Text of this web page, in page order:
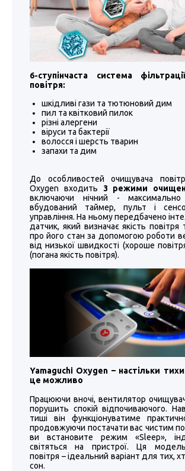
6-ступінчаста система
повітря:
шкідливі гази та тютюновий дим
пил та квітковий пилок
різні алергени
віруси та бактерії
волосся і шерсть тварин
запахи та дим
До особливостей очищувача
Oxygen входить 3 режими
включаючи нічний - максимально
вбудований таймер, пульт і
управління. На ньому передбачено
датчик, який визначає якість повітря
про його стан за допомогою роботи
від низької швидкості (хороше
(погана якість повітря).
Yamaguchi Oxygen – настільки
це можливо
Працюючи вночі, вентилятор
порушить спокій відпочиваючого.
тиші він функціонуватиме
продовжуючи постачати вас чистим
ви встановите режим «Sleep»,
світяться на пристрої. Ця
повітря – ідеальний варіант для тих,
сон.